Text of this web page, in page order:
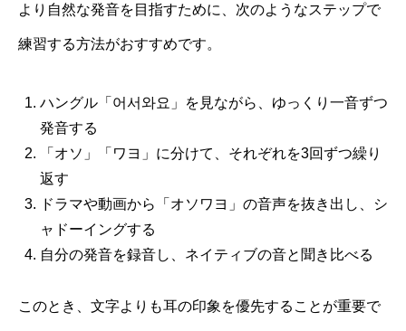
より自然な発音を目指すために、次のようなステップで
練習する方法がおすすめです。
ハングル「어서와요」を見ながら、ゆっくり一音ずつ
発音する
「オソ」「ワヨ」に分けて、それぞれを3回ずつ繰り
返す
ドラマや動画から「オソワヨ」の音声を抜き出し、シ
ャドーイングする
自分の発音を録音し、ネイティブの音と聞き比べる
このとき、文字よりも耳の印象を優先することが重要で